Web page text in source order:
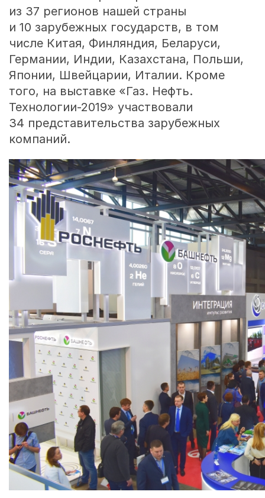
из 37 регионов нашей страны
и 10 зарубежных государств, в том
числе Китая, Финляндия, Беларуси,
Германии, Индии, Казахстана, Польши,
Японии, Швейцарии, Италии. Кроме
того, на выставке «Газ. Нефть.
Технологии-2019» участвовали
34 представительства зарубежных
компаний.